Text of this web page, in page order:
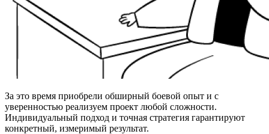
За это время приобрели обширный боевой опыт и с
уверенностью реализуем проект любой сложности.
Индивидуальный подход и точная стратегия гарантируют
конкретный, измеримый результат.